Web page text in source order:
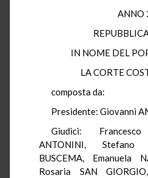
ANNO
IN NOME DEL
LA CORTE
composta da:
Presidente: Giovanni
Giudici:
ANTONINI, Stefano
BUSCEMA, Emanuela
Rosaria SAN